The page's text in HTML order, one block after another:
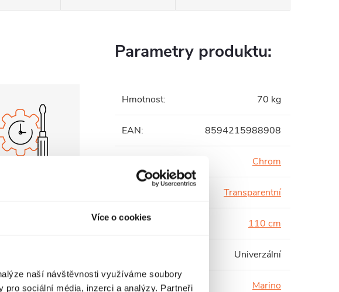
Více o cookies
naší návštěvnosti využíváme soubory
sociální média, inzerci a analýzy. Partneři
Panely a
Parametry produktu:
Hmotnost: 70 kg
EAN: 8594215988908
Chrom
Transparentní
Hloubka 110 cm
Univerzální
Série: Marino